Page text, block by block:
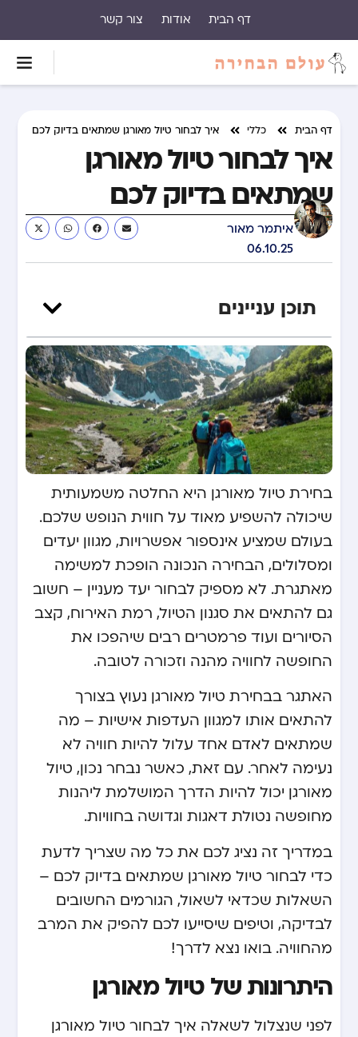
דף הבית אודות צור קשר
דף הבית כללי איך לבחור טיול מאורגן שמתאים בדיוק לכם
איך לבחור טיול מאורגן
שמתאים בדיוק לכם
איתמר מאור
06.10.25
תוכן עניינים
בחירת טיול מאורגן היא החלטה משמעותית
שיכולה להשפיע מאוד על חווית הנופש שלכם.
בעולם שמציע אינספור אפשרויות, מגוון יעדים
ומסלולים, הבחירה הנכונה הופכת למשימה
מאתגרת. לא מספיק לבחור יעד מעניין – חשוב
גם להתאים את סגנון הטיול, רמת האירוח, קצב
הסיורים ועוד פרמטרים רבים שיהפכו את
החופשה לחוויה מהנה וזכורה לטובה.
האתגר בבחירת טיול מאורגן נעוץ בצורך
להתאים אותו למגוון העדפות אישיות – מה
שמתאים לאדם אחד עלול להיות חוויה לא
נעימה לאחר. עם זאת, כאשר נבחר נכון, טיול
מאורגן יכול להיות הדרך המושלמת ליהנות
מחופשה נטולת דאגות וגדושה בחוויות.
במדריך זה נציג לכם את כל מה שצריך לדעת
כדי לבחור טיול מאורגן שמתאים בדיוק לכם –
השאלות שכדאי לשאול, הגורמים החשובים
לבדיקה, וטיפים שיסייעו לכם להפיק את המרב
מהחוויה. בואו נצא לדרך!
היתרונות של טיול מאורגן
לפני שנצלול לשאלה איך לבחור טיול מאורגן